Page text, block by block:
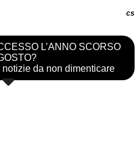
cs
L’ANNO SCORSO
da non dimenticare